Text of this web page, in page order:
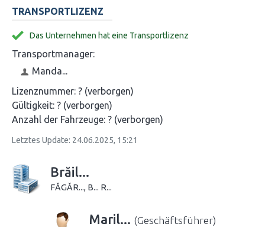
TRANSPORTLIZENZ
Das Unternehmen hat eine Transportlizenz
Transportmanager:
Manda...
Lizenznummer: ? (verborgen)
Gültigkeit: ? (verborgen)
Anzahl der Fahrzeuge: ? (verborgen)
Letztes Update: 24.06.2025, 15:21
Brăil...
FĂGĂR..., B... R...
Maril... (Geschäftsführer)